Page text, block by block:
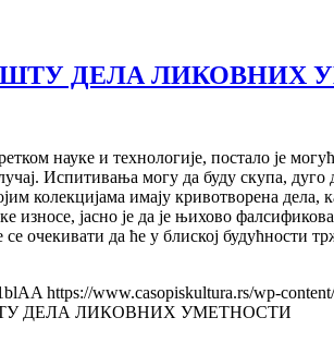
ДЕЛА ЛИКОВНИХ
науке и технологије, постало је
Испитивања могу да буду скупа, дуго
колекцијама имају кривотворена дела,
јасно је да је њихово
очекивати да ће у блиској
https://www.casopiskultura.rs/wp-
ДЕЛА ЛИКОВНИХ УМЕТНОСТИ